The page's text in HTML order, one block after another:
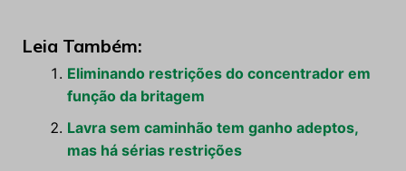
Leia Também:
Eliminando restrições do concentrador em
função da britagem
Lavra sem caminhão tem ganho adeptos,
mas há sérias restrições